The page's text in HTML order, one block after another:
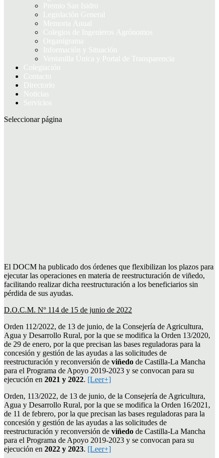
Premio San Isidro
Legislación General
Memoria Anual
Colegios de Ingenieros Agrónomos
Organigrama
Información y Situación
Ventanilla Única y Portal de Transparencia
Colegiación
Contacto
Directorio
Noticias
Servicios
Seleccionar página
El DOCM ha publicado dos órdenes que flexibilizan los plazos para
ejecutar las operaciones en materia de reestructuración de viñedo,
facilitando realizar dicha reestructuración a los beneficiarios sin
pérdida de sus ayudas.
D.O.C.M. Nº 114 de 15 de junio de 2022
Orden 112/2022, de 13 de junio, de la Consejería de Agricultura,
Agua y Desarrollo Rural, por la que se modifica la Orden 13/2020,
de 29 de enero, por la que precisan las bases reguladoras para la
concesión y gestión de las ayudas a las solicitudes de
reestructuración y reconversión de viñedo de Castilla-La Mancha
para el Programa de Apoyo 2019-2023 y se convocan para su
ejecución en 2021 y 2022. [Leer+]
Orden, 113/2022, de 13 de junio, de la Consejería de Agricultura,
Agua y Desarrollo Rural, por la que se modifica la Orden 16/2021,
de 11 de febrero, por la que precisan las bases reguladoras para la
concesión y gestión de las ayudas a las solicitudes de
reestructuración y reconversión de viñedo de Castilla-La Mancha
para el Programa de Apoyo 2019-2023 y se convocan para su
ejecución en 2022 y 2023. [Leer+]